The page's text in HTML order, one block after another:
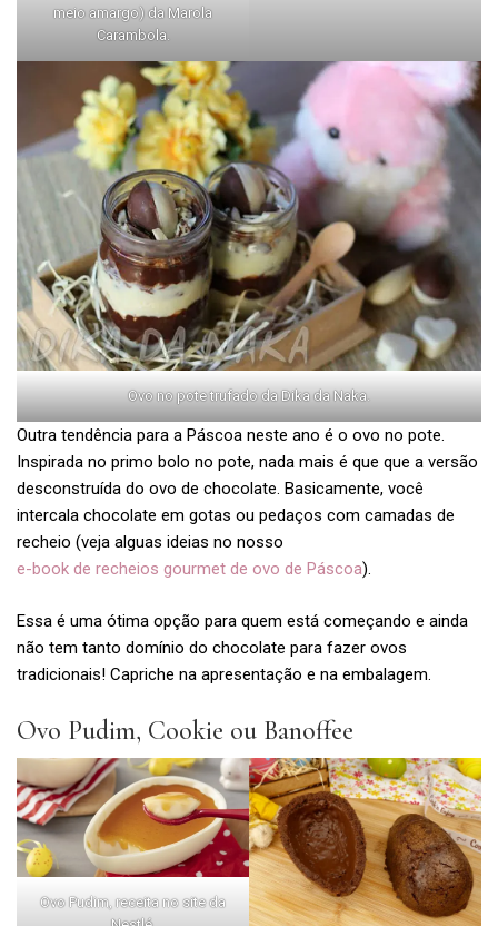
meio amargo) da Marola
Carambola.
Ovo no pote trufado da Dika da Naka.
Outra tendência para a Páscoa neste ano é o ovo no pote.
Inspirada no primo bolo no pote, nada mais é que que a versão
desconstruída do ovo de chocolate. Basicamente, você
intercala chocolate em gotas ou pedaços com camadas de
recheio (veja alguas ideias no nosso
e-book de recheios gourmet de ovo de Páscoa).
Essa é uma ótima opção para quem está começando e ainda
não tem tanto domínio do chocolate para fazer ovos
tradicionais! Capriche na apresentação e na embalagem.
Ovo Pudim, Cookie ou Banoffee
Ovo Pudim, receita no site da